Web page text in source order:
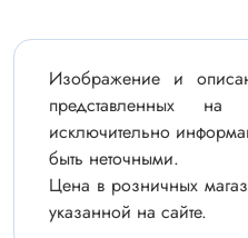
Изображение и
представленных
исключительно
быть неточными.
Цена в розничных
указанной на сайте.